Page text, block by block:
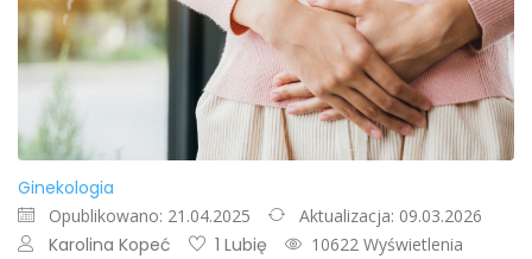
Ginekologia
Opublikowano: 21.04.2025 Aktualizacja: 09.03.2026
Karolina Kopeć 1 Lubię 10622 Wyświetlenia